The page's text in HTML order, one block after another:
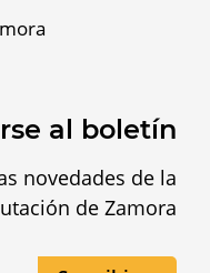
al boletín
novedades de la
de Zamora